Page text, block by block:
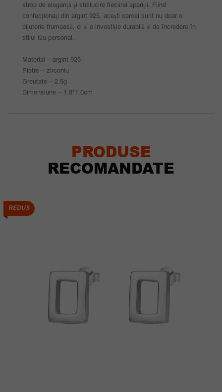
strop de eleganță și strălucire fiecărei apariții. Fiind
confecționați din argint 925, acești cercei sunt nu doar o
bijuterie frumoasă, ci și o investiție durabilă și de încredere în
stilul tău personal.
Material – argint 925
Pietre – zirconiu
Greutate – 2.5g
Dimensiune – 1.8*1.0cm
PRODUSE
RECOMANDATE
REDUS